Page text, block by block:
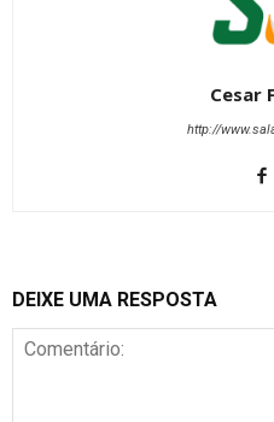
Cesar
http://
DEIXE UMA RESPOSTA